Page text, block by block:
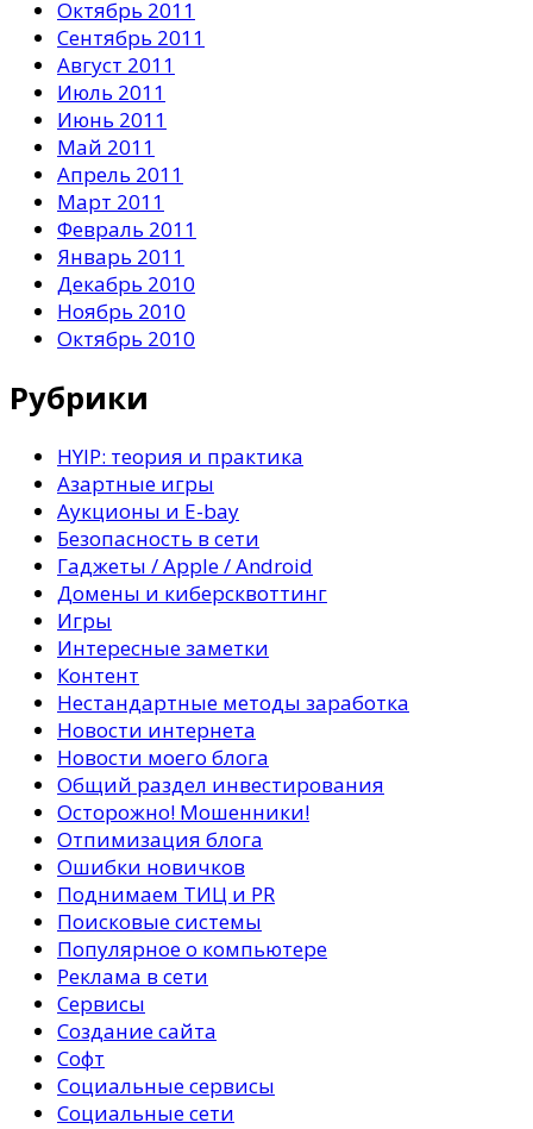
Октябрь 2011
Сентябрь 2011
Август 2011
Июль 2011
Июнь 2011
Май 2011
Апрель 2011
Март 2011
Февраль 2011
Январь 2011
Декабрь 2010
Ноябрь 2010
Октябрь 2010
Рубрики
HYIP: теория и практика
Азартные игры
Аукционы и E-bay
Безопасность в сети
Гаджеты / Apple / Android
Домены и киберсквоттинг
Игры
Интересные заметки
Контент
Нестандартные методы заработка
Новости интернета
Новости моего блога
Общий раздел инвестирования
Осторожно! Мошенники!
Отпимизация блога
Ошибки новичков
Поднимаем ТИЦ и PR
Поисковые системы
Популярное о компьютере
Реклама в сети
Сервисы
Создание сайта
Софт
Социальные сервисы
Социальные сети